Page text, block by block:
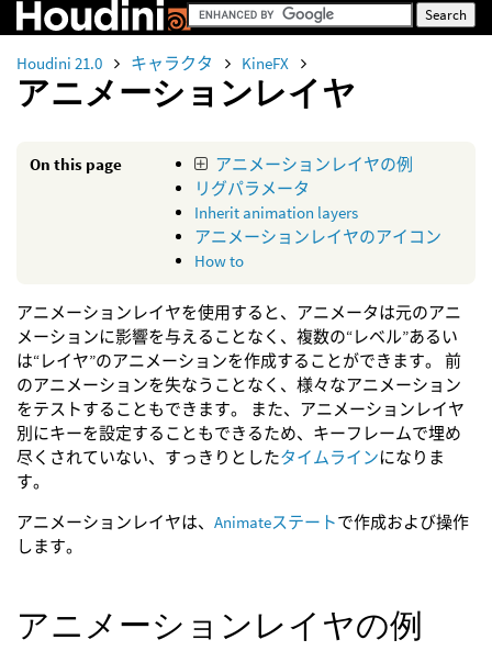
Houdini 21.0 キャラクタ KineFX
アニメーションレイヤ
On this page
アニメーションレイヤの例
リグパラメータ
Inherit animation layers
アニメーションレイヤのアイコン
How to
アニメーションレイヤを使用すると、アニメータは元のアニ
メーションに影響を与えることなく、複数の“レベル”あるい
は“レイヤ”のアニメーションを作成することができます。 前
のアニメーションを失なうことなく、様々なアニメーション
をテストすることもできます。 また、アニメーションレイヤ
別にキーを設定することもできるため、キーフレームで埋め
尽くされていない、すっきりとしたタイムラインになりま
す。
アニメーションレイヤは、 Animateステートで作成および操作
します。
アニメーションレイヤの例